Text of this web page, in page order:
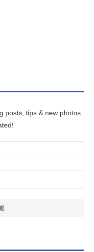
posts, tips & new photos.